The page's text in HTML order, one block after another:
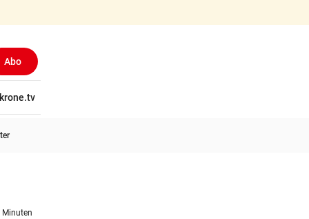
Abo
krone.tv
Minuten